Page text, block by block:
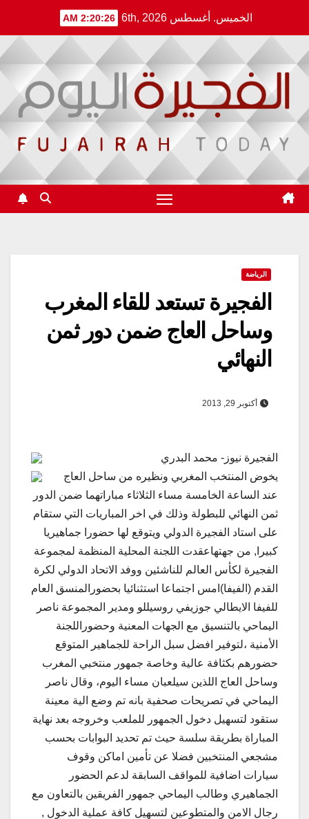
content
الخميس. أغسطس 6th, 2026 2:20:26 AM
الرياضة
الفجيرة تستعد للقاء المغرب
وساحل العاج ضمن دور ثمن
النهائي
أكتوبر 29, 2013
الفجيرة نيوز- محمد البدري
يخوض المنتخب المغربي ونظيره من ساحل العاج
عند الساعة الخامسة مساء الثلاثاء مباراتهما ضمن الدور
ثمن النهائي للبطولة وذلك في اخر المباريات التي ستقام
على استاد الفجيرة الدولي ويتوقع لها حضورا جماهيريا
كبيرا, من جهتهاعقدت اللجنة المحلية المنظمة لمجموعة
الفجيرة لكأس العالم للناشئين ووفد الاتحاد الدولي لكرة
القدم (الفيفا)امس اجتماعا استثنائيا بحضورالمنسق العام
للفيفا الايطالي جوزيفي روسيللو ومدير المجموعة ناصر
اليماحي بالتنسيق مع الجهات المعنية وحضوراللجنة
الأمنية ،لتوفير افضل سبل الراحة للجماهير المتوقع
حضورهم بكثافة عالية وخاصة جمهور منتخبي المغرب
وساحل العاج اللذين سيلعبان مساء اليوم، وقال ناصر
اليماحي في تصريحات صحفية بانه تم وضع الية معينة
ستقود لتسهيل دخول الجمهور للملعب وخروجه بعد نهاية
المباراة بطريقة سلسة حيث تم تحديد البوابات بحسب
مشجعي المنتخبين فضلا عن تأمين اماكن وقوف
سيارات اضافية للمواقف السابقة لدعم الحضور
الجماهيري وطالب اليماحي جمهور الفريقين بالتعاون مع
رجال الامن والمتطوعين لتسهيل كافة عملية الدخول ,